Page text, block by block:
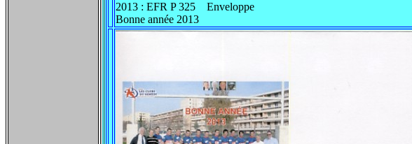
2013 : EFR P 325 Enveloppe
Bonne année 2013